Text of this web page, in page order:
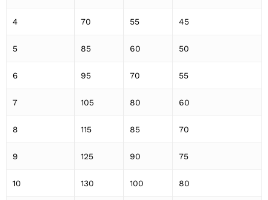
4 70 55 45
5 85 60 50
6 95 70 55
7 105 80 60
8 115 85 70
9 125 90 75
10 130 100 80